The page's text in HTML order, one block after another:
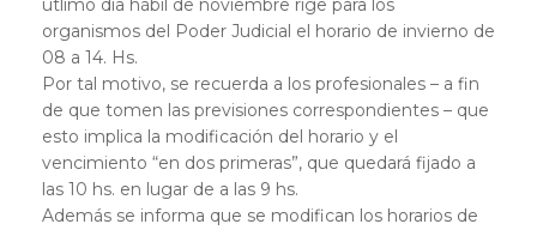
útlimo día hábil de noviembre rige para los
organismos del Poder Judicial el horario de invierno de
08 a 14. Hs.
Por tal motivo, se recuerda a los profesionales – a fin
de que tomen las previsiones correspondientes – que
esto implica la modificación del horario y el
vencimiento “en dos primeras”, que quedará fijado a
las 10 hs. en lugar de a las 9 hs.
Además se informa que se modifican los horarios de